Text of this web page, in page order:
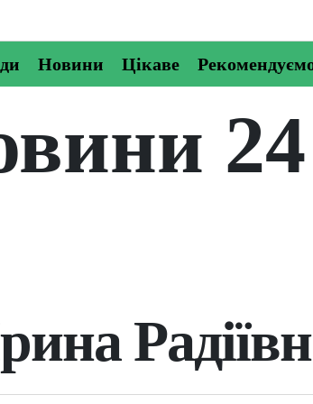
Новини Цікаве
24